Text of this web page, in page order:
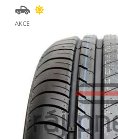
AKCE